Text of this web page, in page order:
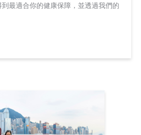
最適合你的健康保障，並透過我們的